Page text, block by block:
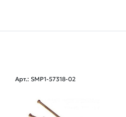
Арт.: SMP1-57318-02